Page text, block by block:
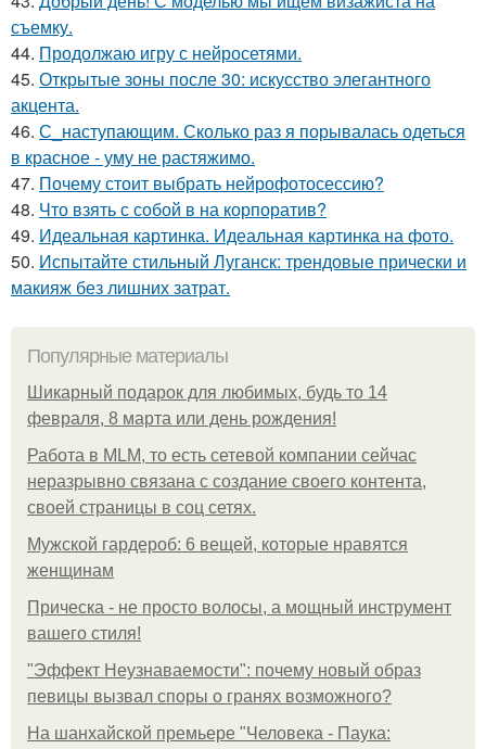
съемку.
44. Продолжаю игру с нейросетями.
45. Открытые зоны после 30: искусство элегантного
акцента.
46. С_наступающим. Сколько раз я порывалась одеться
в красное - уму не растяжимо.
47. Почему стоит выбрать нейрофотосессию?
48. Что взять с собой в на корпоратив?
49. Идеальная картинка. Идеальная картинка на фото.
50. Испытайте стильный Луганск: трендовые прически и
макияж без лишних затрат.
Популярные материалы
Шикарный подарок для любимых, будь то 14
февраля, 8 марта или день рождения!
Работа в MLM, то есть сетевой компании сейчас
неразрывно связана с создание своего контента,
своей страницы в соц сетях.
Мужской гардероб: 6 вещей, которые нравятся
женщинам
Прическа - не просто волосы, а мощный инструмент
вашего стиля!
"Эффект Неузнаваемости": почему новый образ
певицы вызвал споры о гранях возможного?
На шанхайской премьере "Человека - Паука: